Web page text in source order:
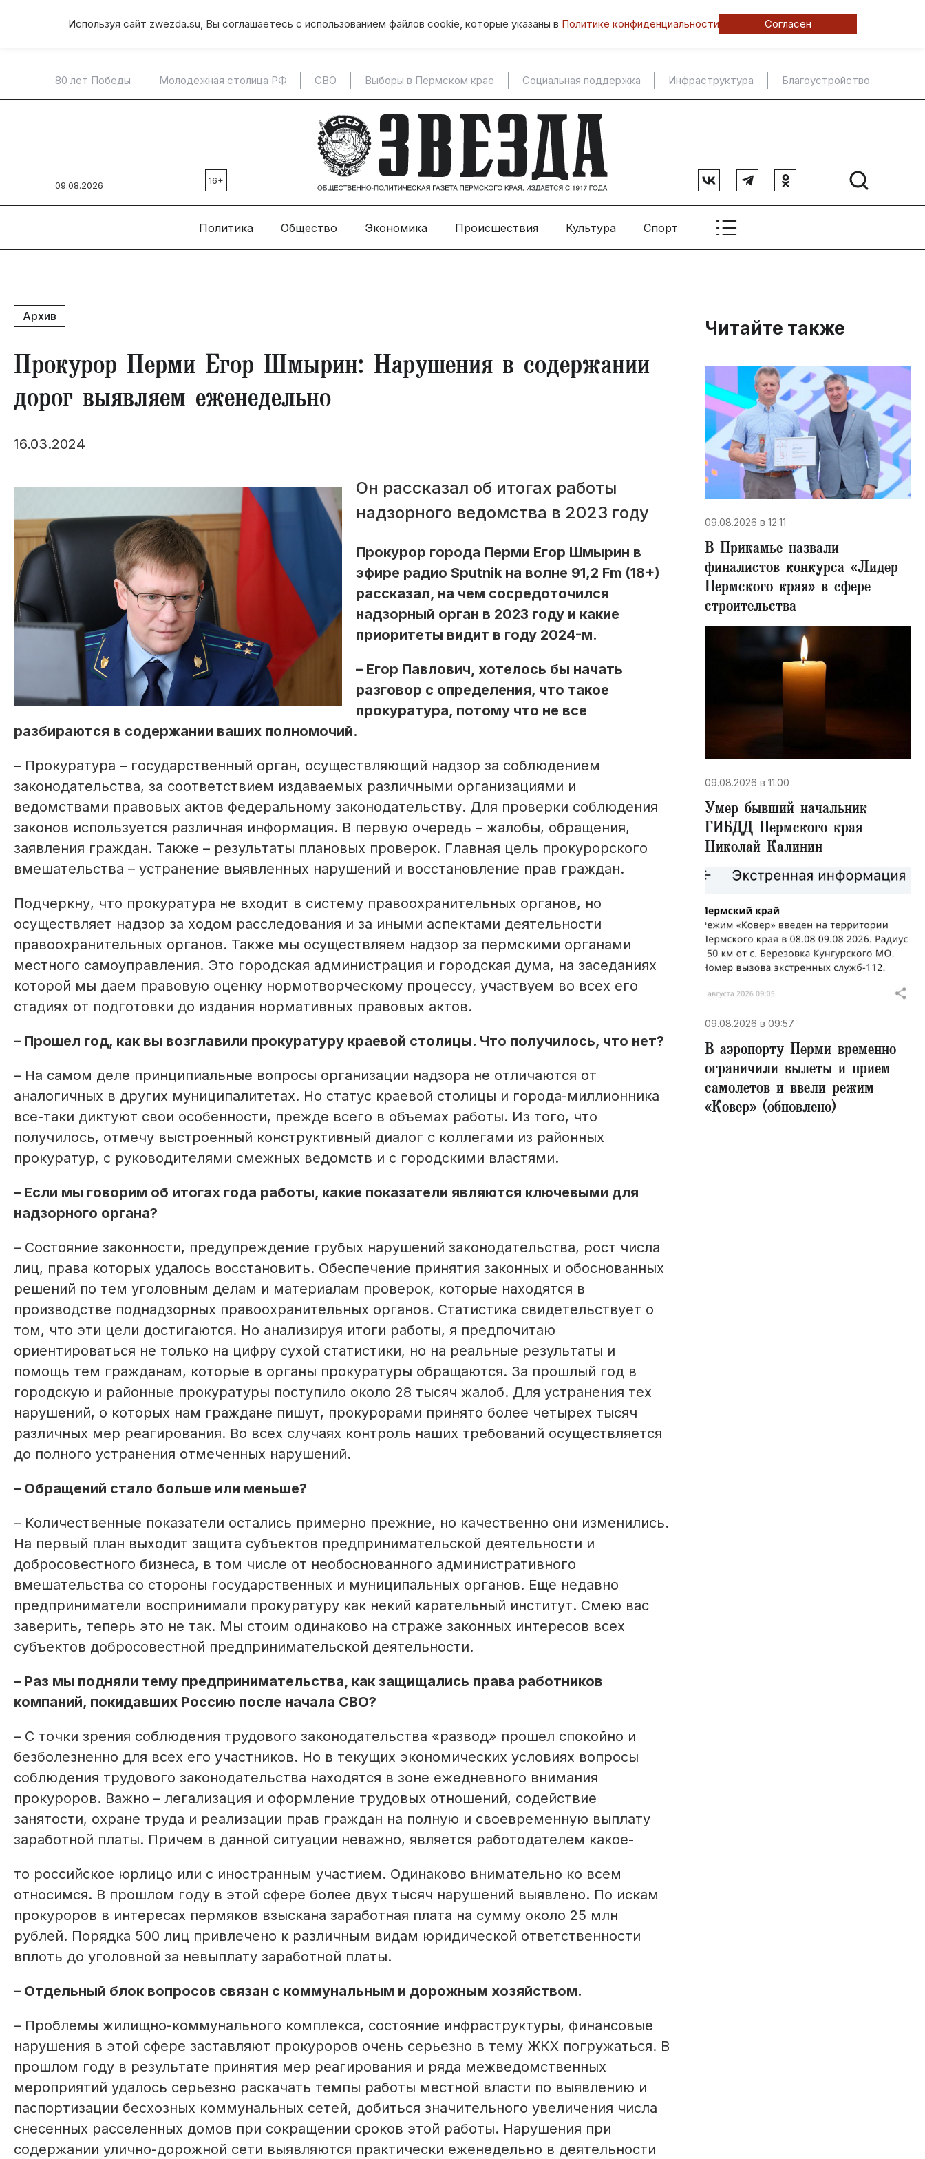
Используя сайт zwezda.su, Вы соглашаетесь с использованием файлов cookie, которые указаны в Политике конфиденциальности Согласен
80 лет Победы Молодежная столица РФ СВО Выборы в Пермском крае Социальная поддержка Инфраструктура Благоустройство
09.08.2026 16+
Политика Общество Экономика Происшествия Культура Спорт
Архив
Прокурор Перми Егор Шмырин: Нарушения в содержании
дорог выявляем еженедельно
16.03.2024
Он рассказал об итогах работы
надзорного ведомства в 2023 году
Прокурор города Перми Егор Шмырин в
эфире радио Sputnik на волне 91,2 Fm (18+)
рассказал, на чем сосредоточился
надзорный орган в 2023 году и какие
приоритеты видит в году 2024-м.
– Егор Павлович, хотелось бы начать
разговор с определения, что такое
прокуратура, потому что не все
разбираются в содержании ваших полномочий.
– Прокуратура – государственный орган, осуществляю­щий надзор за соблюдением
законодательства, за соответствием издаваемых различными организациями и
ведомствами правовых актов федеральному законодательству. Для проверки соблюдения
законов используется различная информация. В первую очередь – жалобы, обращения,
заявления граждан. Также – результаты плановых проверок. Главная цель прокурорского
вмешательства – устранение выявленных нарушений и восстановление прав граждан.
Подчеркну, что прокуратура не входит в систему правоохранительных органов, но
осуществляет надзор за ходом расследования и за иными аспектами деятельности
правоохранительных органов. Также мы осуществляем надзор за пермскими органами
местного самоуправления. Это городская администрация и городская дума, на заседаниях
которой мы даем правовую оценку нормотворческому процессу, участвуем во всех его
стадиях от подготовки до издания нормативных правовых актов.
– Прошел год, как вы возглавили прокуратуру крае­вой столицы. Что получилось, что нет?
– На самом деле принципиальные вопросы организации надзора не отличаются от
аналогичных в других муниципалитетах. Но статус краевой столицы и города-миллионника
все-таки диктуют свои особенности, прежде всего в объемах работы. Из того, что
получилось, отмечу выстроенный конструктивный диалог с коллегами из районных
прокуратур, с руководителями смежных ведомств и с городскими властями.
– Если мы говорим об итогах года работы, какие показатели являются ключевыми для
надзорного органа?
– Состояние законности, предупреждение грубых нарушений законодательства, рост числа
лиц, права которых удалось восстановить. Обеспечение принятия законных и обоснованных
решений по тем уголовным делам и материалам проверок, которые находятся в
производстве поднадзорных правоохранительных органов. Статистика свидетельствует о
том, что эти цели достигаются. Но анализируя итоги работы, я предпочитаю
ориентироваться не только на цифру сухой статистики, но на реальные результаты и
помощь тем гражданам, которые в органы прокуратуры обращаются. За прошлый год в
городскую и районные прокуратуры поступило около 28 тысяч жалоб. Для устранения тех
нарушений, о которых нам граждане пишут, прокурорами принято более четырех тысяч
различных мер реагирования. Во всех случаях контроль наших требований осуществляется
до полного устранения отмеченных нарушений.
– Обращений стало больше или меньше?
– Количественные показатели остались примерно прежние, но качественно они изменились.
На первый план выходит защита субъектов предпринимательской деятельности и
добросовестного бизнеса, в том числе от необоснованного административного
вмешательства со стороны государственных и муниципальных органов. Еще недавно
предприниматели воспринимали прокуратуру как некий карательный институт. Смею вас
заверить, теперь это не так. Мы стоим одинаково на страже законных интересов всех
субъектов добросовестной предпринимательской дея­тельности.
– Раз мы подняли тему предпринимательства, как защищались права работников
компаний, покидавших Россию после начала СВО?
– С точки зрения соблюдения трудового законодательства «развод» прошел спокойно и
безболезненно для всех его участников. Но в текущих экономических условиях вопросы
соблюдения трудового законодательства находятся в зоне ежедневного внимания
прокуроров. Важно – легализация и оформление трудовых отношений, содействие
занятости, охране труда и реализации прав граждан на полную и своевременную выплату
заработной платы. Причем в данной ситуации неважно, является работодателем какое-
то российское юрлицо или с иностранным участием. Одинаково внимательно ко всем
относимся. В прошлом году в этой сфере более двух тысяч нарушений выявлено. По искам
прокуроров в интересах пермяков взыскана заработная плата на сумму около 25 млн
рублей. Порядка 500 лиц привлечено к различным видам юридической ответственности
вплоть до уголовной за невыплату заработной платы.
– Отдельный блок вопросов связан с коммунальным и дорожным хозяйством.
– Проблемы жилищно-коммунального комплекса, состояние инфраструктуры, финансовые
нарушения в этой сфере заставляют прокуроров очень серьезно в тему ЖКХ погружаться. В
прошлом году в результате принятия мер реагирования и ряда межведомственных
мероприятий удалось серьезно раскачать темпы работы местной власти по выявлению и
паспортизации бесхозных коммунальных сетей, добиться значительного увеличения числа
снесенных расселенных домов при сокращении сроков этой работы. Нарушения при
содержании улично-дорожной сети выявляются практически еженедельно в деятельности
Читайте также
09.08.2026 в 12:11
В Прикамье назвали
финалистов конкурса «Лидер
Пермского края» в сфере
строительства
09.08.2026 в 11:00
Умер бывший начальник
ГИБДД Пермского края
Николай Калинин
09.08.2026 в 09:57
В аэропорту Перми временно
ограничили вылеты и прием
самолетов и ввели режим
«Ковер» (обновлено)